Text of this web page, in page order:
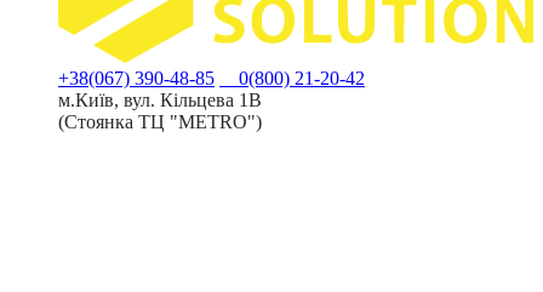
+38(067) 390-48-85
0(800) 21-20-42
м.Київ, вул. Кільцева 1В
(Стоянка ТЦ "METRO")